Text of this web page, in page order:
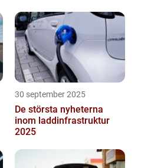
30 september 2025
De största nyheterna
inom laddinfrastruktur
2025